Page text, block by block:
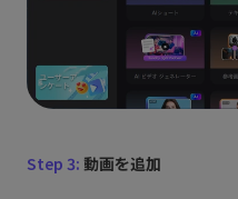
Step 3: 動画を追加